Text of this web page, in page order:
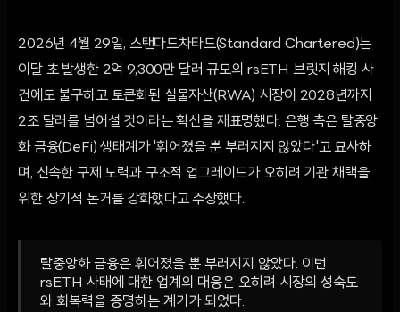
2026년 4월 29일, 스탠다드차타드(Standard Chartered)는
이달 초 발생한 2억 9,300만 달러 규모의 rsETH 브릿지 해킹 사
건에도 불구하고 토큰화된 실물자산(RWA) 시장이 2028년까지
2조 달러를 넘어설 것이라는 확신을 재표명했다. 은행 측은 탈중앙
화 금융(DeFi) 생태계가 '휘어졌을 뿐 부러지지 않았다'고 묘사하
며, 신속한 구제 노력과 구조적 업그레이드가 오히려 기관 채택을
위한 장기적 논거를 강화했다고 주장했다.
탈중앙화 금융은 휘어졌을 뿐 부러지지 않았다. 이번
rsETH 사태에 대한 업계의 대응은 오히려 시장의 성숙도
와 회복력을 증명하는 계기가 되었다.